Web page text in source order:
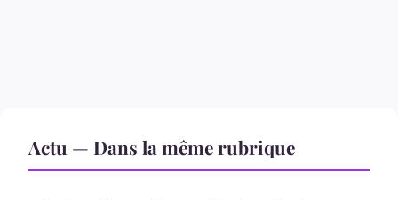
Actu — Dans la même rubrique